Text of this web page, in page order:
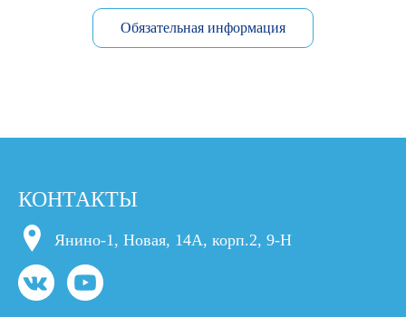
Обязательная информация
КОНТАКТЫ
Янино-1, Новая, 14А, корп.2, 9-Н